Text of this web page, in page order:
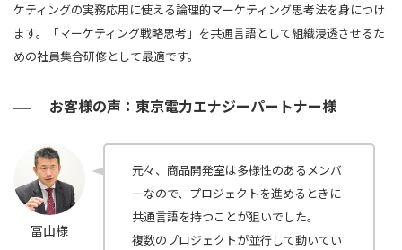
ケティングの実務応用に使える論理的マーケティング思考法を身につけ
ます。「マーケティング戦略思考」を共通言語として組織浸透させるた
めの社員集合研修として最適です。
お客様の声：東京電力エナジーパートナー様
冨山様
元々、商品開発室は多様性のあるメンバ
ーなので、プロジェクトを進めるときに
共通言語を持つことが狙いでした。
複数のプロジェクトが並行して動いてい